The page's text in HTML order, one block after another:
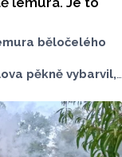
běločelého
pěkně vybarvil,
se pyšní bílým